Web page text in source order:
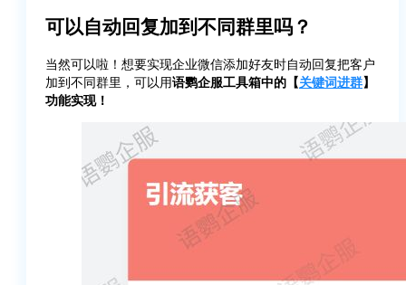
可以自动回复加到不同群里吗？
当然可以啦！想要实现企业微信添加好友时自动回复把客户
加到不同群里，可以用语鹦企服工具箱中的【关键词进群】
功能实现！